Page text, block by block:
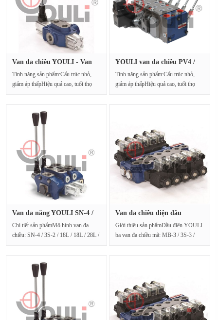
Van đa chiều YOULI - Van
Tính năng sản phẩm:Cấu trúc nhỏ,
giảm áp thấpHiệu quả cao, tuổi thọ
YOULI van đa chiều PV4 /
Tính năng sản phẩm:Cấu trúc nhỏ,
giảm áp thấpHiệu quả cao, tuổi thọ
Van đa năng YOULI SN-4 /
Chi tiết sản phẩmMô hình van đa
chiều: SN-4 / 3S-2 / 18L / 18L / 28L /
Van đa chiều điện dầu
Giới thiệu sản phẩmDầu điện YOULI
ba van đa chiều mã: MB-3 / 3S-3 /